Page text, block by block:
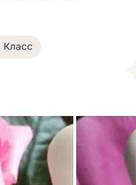
Класс